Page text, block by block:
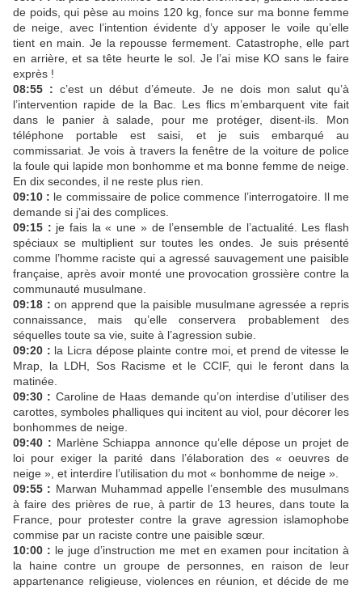
de poids, qui pèse au moins 120 kg, fonce sur ma bonne femme
de neige, avec l’intention évidente d’y apposer le voile qu’elle
tient en main. Je la repousse fermement. Catastrophe, elle part
en arrière, et sa tête heurte le sol. Je l’ai mise KO sans le faire
exprès !
08:55 : c’est un début d’émeute. Je ne dois mon salut qu’à
l’intervention rapide de la Bac. Les flics m’embarquent vite fait
dans le panier à salade, pour me protéger, disent-ils. Mon
téléphone portable est saisi, et je suis embarqué au
commissariat. Je vois à travers la fenêtre de la voiture de police
la foule qui lapide mon bonhomme et ma bonne femme de neige.
En dix secondes, il ne reste plus rien.
09:10 : le commissaire de police commence l’interrogatoire. Il me
demande si j’ai des complices.
09:15 : je fais la « une » de l’ensemble de l’actualité. Les flash
spéciaux se multiplient sur toutes les ondes. Je suis présenté
comme l’homme raciste qui a agressé sauvagement une paisible
française, après avoir monté une provocation grossière contre la
communauté musulmane.
09:18 : on apprend que la paisible musulmane agressée a repris
connaissance, mais qu’elle conservera probablement des
séquelles toute sa vie, suite à l’agression subie.
09:20 : la Licra dépose plainte contre moi, et prend de vitesse le
Mrap, la LDH, Sos Racisme et le CCIF, qui le feront dans la
matinée.
09:30 : Caroline de Haas demande qu’on interdise d’utiliser des
carottes, symboles phalliques qui incitent au viol, pour décorer les
bonhommes de neige.
09:40 : Marlène Schiappa annonce qu’elle dépose un projet de
loi pour exiger la parité dans l’élaboration des « oeuvres de
neige », et interdire l’utilisation du mot « bonhomme de neige ».
09:55 : Marwan Muhammad appelle l’ensemble des musulmans
à faire des prières de rue, à partir de 13 heures, dans toute la
France, pour protester contre la grave agression islamophobe
commise par un raciste contre une paisible sœur.
10:00 : le juge d’instruction me met en examen pour incitation à
la haine contre un groupe de personnes, en raison de leur
appartenance religieuse, violences en réunion, et décide de me